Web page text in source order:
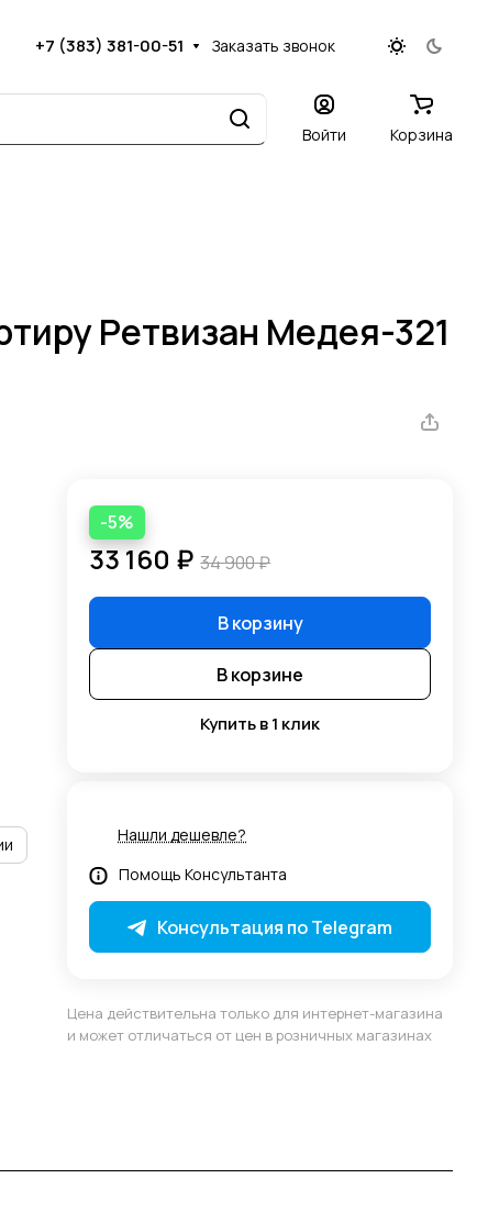
+7 (383) 381-00-51 Заказать звонок
Войти Корзина
Ретвизан Медея-321
-5%
33 160 ₽ 34 900 ₽
В корзину
В корзине
Купить в 1 клик
Нашли дешевле?
Помощь Консультанта
Консультация по Telegram
Цена действительна только для интернет-магазина
и может отличаться от цен в розничных магазинах